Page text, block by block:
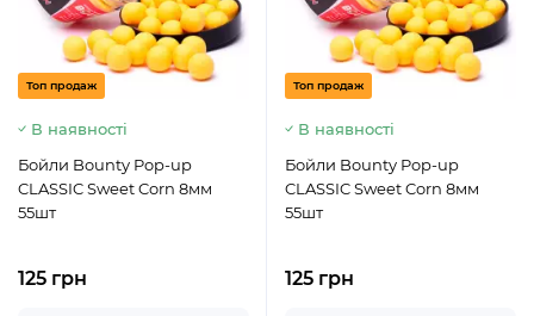
Топ продаж
В наявності
Бойли Bounty Pop-up
CLASSIC Sweet Corn 8мм
55шт
125 грн
Топ продаж
В наявності
Бойли Bounty Pop-up
CLASSIC Sweet Corn 8мм
55шт
125 грн